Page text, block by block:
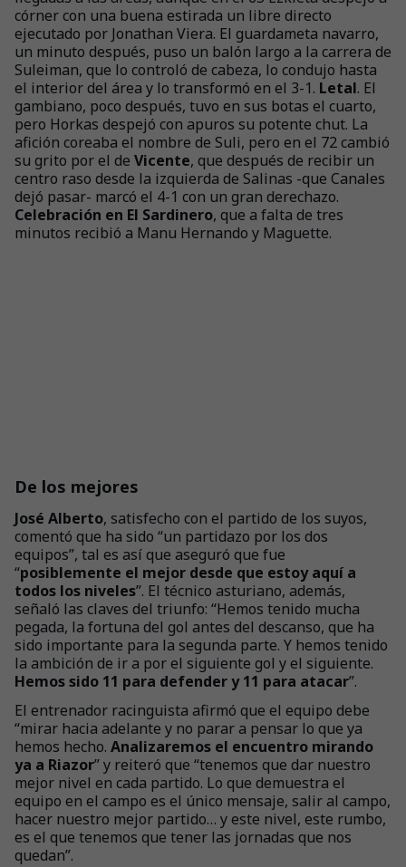
córner con una buena estirada un libre directo
ejecutado por Jonathan Viera. El guardameta navarro,
un minuto después, puso un balón largo a la carrera de
Suleiman, que lo controló de cabeza, lo condujo hasta
el interior del área y lo transformó en el 3-1. Letal. El
gambiano, poco después, tuvo en sus botas el cuarto,
pero Horkas despejó con apuros su potente chut. La
afición coreaba el nombre de Suli, pero en el 72 cambió
su grito por el de Vicente, que después de recibir un
centro raso desde la izquierda de Salinas -que Canales
dejó pasar- marcó el 4-1 con un gran derechazo.
Celebración en El Sardinero, que a falta de tres
minutos recibió a Manu Hernando y Maguette.
De los mejores
José Alberto, satisfecho con el partido de los suyos,
comentó que ha sido “un partidazo por los dos
equipos”, tal es así que aseguró que fue
“posiblemente el mejor desde que estoy aquí a
todos los niveles”. El técnico asturiano, además,
señaló las claves del triunfo: “Hemos tenido mucha
pegada, la fortuna del gol antes del descanso, que ha
sido importante para la segunda parte. Y hemos tenido
la ambición de ir a por el siguiente gol y el siguiente.
Hemos sido 11 para defender y 11 para atacar”.
El entrenador racinguista afirmó que el equipo debe
“mirar hacia adelante y no parar a pensar lo que ya
hemos hecho. Analizaremos el encuentro mirando
ya a Riazor” y reiteró que “tenemos que dar nuestro
mejor nivel en cada partido. Lo que demuestra el
equipo en el campo es el único mensaje, salir al campo,
hacer nuestro mejor partido… y este nivel, este rumbo,
es el que tenemos que tener las jornadas que nos
quedan”.